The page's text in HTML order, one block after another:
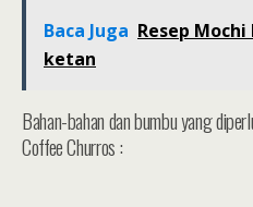
Baca Juga Resep
ketan
Bahan-bahan dan bumbu yang
Coffee Churros :